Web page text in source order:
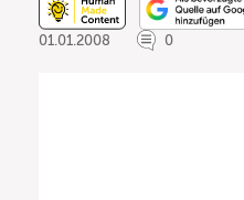
01.01.2008
0